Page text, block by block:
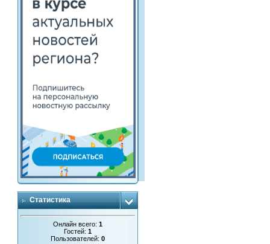
Статистика
Онлайн всего:1
Гостей:1
Пользователей:0